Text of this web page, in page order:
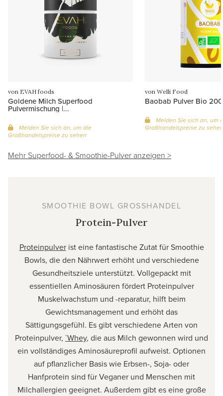
von EVAH foods
Goldene Milch Superfood
Pulvermischung |...
Melden Sie sich an, um die
Großhandelspreise zu sehen
von Welli Food
Baobab Pulver Bio
Melden Sie sich an, um
Großhandelspreise zu sehen
Mehr Superfood- & Smoothie-Pulver anzeigen >
SMOOTHIE BOWL GROSSHANDEL
Protein-Pulver
Proteinpulverist eine fantastische Zutat für Smoothie
Bowls, die den Nährwert erhöht und verschiedene
Gesundheitsziele unterstützt. Vollgepackt mit
essentiellen Aminosäuren fördert Proteinpulver
Muskelwachstum und -reparatur, hilft beim
Gewichtsmanagement und erhöht das
Sättigungsgefühl. Es gibt verschiedene Arten von
Proteinpulver, `Whey, die aus Milch gewonnen wird und
ein vollständiges Aminosäureprofil aufweist. Optionen
auf pflanzlicher Basis wie Erbsen-, Soja- oder
Hanfprotein sind für Veganer und Menschen mit
Milchallergien geeignet. Außerdem gibt es eine große